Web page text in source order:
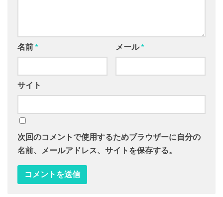
名前 * メール*
サイト
次回のコメントで使用するためブラウザーに自分の
名前、メールアドレス、サイトを保存する。